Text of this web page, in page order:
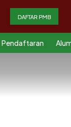
DAFTAR PMB
Pendaftaran